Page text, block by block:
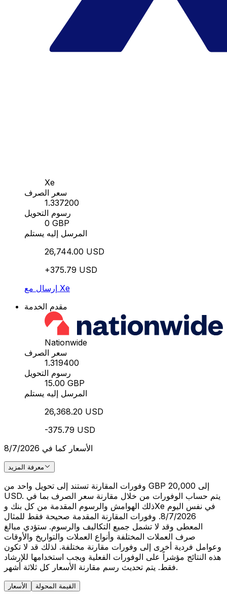
Xe
سعر الصرف
1.337200
رسوم التحويل
0 GBP
المرسل إليه يستلم
26,744.00 USD
+375.79 USD
إرسال مع Xe
مقدم الخدمة
Nationwide
سعر الصرف
1.319400
رسوم التحويل
15.00 GBP
المرسل إليه يستلم
26,368.20 USD
-375.79 USD
الأسعار كما في 8/7/2026
معرفة المزيد
وفورات المقارنة تستند إلى تحويل واحد من GBP 20,000 إلى
USD. يتم حساب الوفورات من خلال مقارنة سعر الصرف بما في
ذلك الهوامش والرسوم المقدمة من كل بنك وXe في نفس اليوم
8/7/2026. وفورات المقارنة المقدمة صحيحة فقط للمثال
المعطى وقد لا تشمل جميع التكاليف والرسوم. ستؤدي مبالغ
صرف العملات المختلفة وأنواع العملات والتواريخ والأوقات
وعوامل فردية أخرى إلى وفورات مقارنة مختلفة. لذلك قد لا تكون
هذه النتائج مؤشراً على الوفورات الفعلية ويجب استخدامها للإرشاد
فقط. يتم تحديث رسم مقارنة الأسعار كل ثلاثة أشهر.
الأسعار القيمة المحولة